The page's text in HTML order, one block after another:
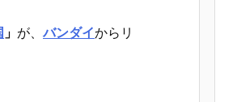
」 が、バンダイからリ